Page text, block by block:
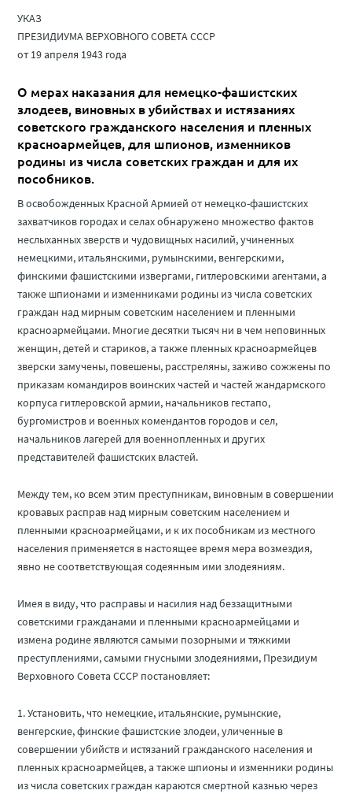
УКАЗ
ПРЕЗИДИУМА ВЕРХОВНОГО СОВЕТА СССР
от 19 апреля 1943 года
О мерах наказания для немецко-фашистских
злодеев, виновных в убийствах и истязаниях
советского гражданского населения и пленных
красноармейцев, для шпионов, изменников
родины из числа советских граждан и для их
пособников.
В освобожденных Красной Армией от немецко-фашистских
захватчиков городах и селах обнаружено множество фактов
неслыханных зверств и чудовищных насилий, учиненных
немецкими, итальянскими, румынскими, венгерскими,
финскими фашистскими извергами, гитлеровскими агентами, а
также шпионами и изменниками родины из числа советских
граждан над мирным советским населением и пленными
красноармейцами. Многие десятки тысяч ни в чем неповинных
женщин, детей и стариков, а также пленных красноармейцев
зверски замучены, повешены, расстреляны, заживо сожжены по
приказам командиров воинских частей и частей жандармского
корпуса гитлеровской армии, начальников гестапо,
бургомистров и военных комендантов городов и сел,
начальников лагерей для военнопленных и других
представителей фашистских властей.
Между тем, ко всем этим преступникам, виновным в совершении
кровавых расправ над мирным советским населением и
пленными красноармейцами, и к их пособникам из местного
населения применяется в настоящее время мера возмездия,
явно не соответствующая содеянным ими злодеяниям.
Имея в виду, что расправы и насилия над беззащитными
советскими гражданами и пленными красноармейцами и
измена родине являются самыми позорными и тяжкими
преступлениями, самыми гнусными злодеяниями, Президиум
Верховного Совета СССР постановляет:
1. Установить, что немецкие, итальянские, румынские,
венгерские, финские фашистские злодеи, уличенные в
совершении убийств и истязаний гражданского населения и
пленных красноармейцев, а также шпионы и изменники родины
из числа советских граждан караются смертной казнью через